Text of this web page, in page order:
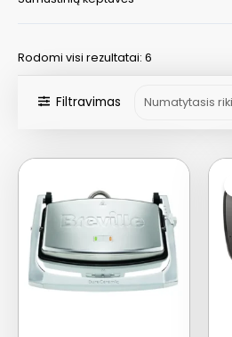
Rodomi visi rezultatai: 6
Filtravimas